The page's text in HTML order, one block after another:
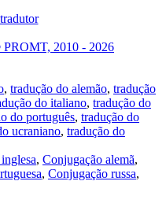
2010 - 2026
, tradução do alemão, tradução
do italiano, tradução do
do português, tradução do
ucraniano, tradução do
, Conjugação alemã,
, Conjugação russa,